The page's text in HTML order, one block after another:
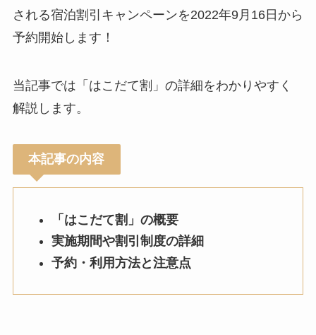
される宿泊割引キャンペーンを2022年9月16日から
予約開始します！
当記事では「はこだて割」の詳細をわかりやすく
解説します。
本記事の内容
「はこだて割」の概要
実施期間や割引制度の詳細
予約・利用方法と注意点